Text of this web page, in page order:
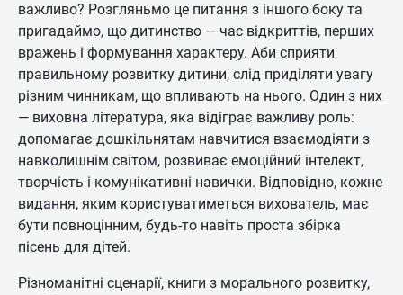
важливо? Розгляньмо це питання з іншого боку та
пригадаймо, що дитинство — час відкриттів, перших
вражень і формування характеру. Аби сприяти
правильному розвитку дитини, слід приділяти увагу
різним чинникам, що впливають на нього. Один з них
— виховна література, яка відіграє важливу роль:
допомагає дошкільнятам навчитися взаємодіяти з
навколишнім світом, розвиває емоційний інтелект,
творчість і комунікативні навички. Відповідно, кожне
видання, яким користуватиметься вихователь, має
бути повноцінним, будь-то навіть проста збірка
пісень для дітей.
Різноманітні сценарії, книги з морального розвитку,